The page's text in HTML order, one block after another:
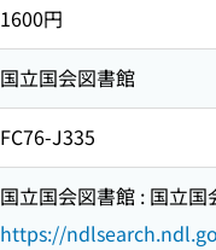
1600円
国立国会図書館
FC76-J335
国立国会図書館 : 国立
https://